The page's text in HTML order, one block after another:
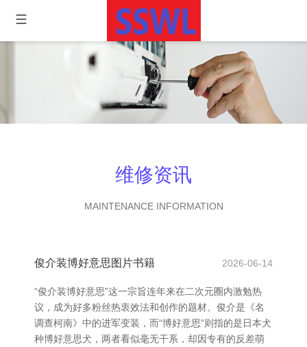
维修资讯
MAINTENANCE INFORMATION
俊介装博好意思图片书籍 2026-06-14
“俊介装博好意思”这一宗旨连年来在二次元圈内激勉热
议，成为好多粉丝热衷效法和创作的题材。俊介是《名
调查柯南》中的进军变装，而“博好意思”则指的是日本犬
种博好意思犬，两者看似毫无干系，却因专有的反差萌